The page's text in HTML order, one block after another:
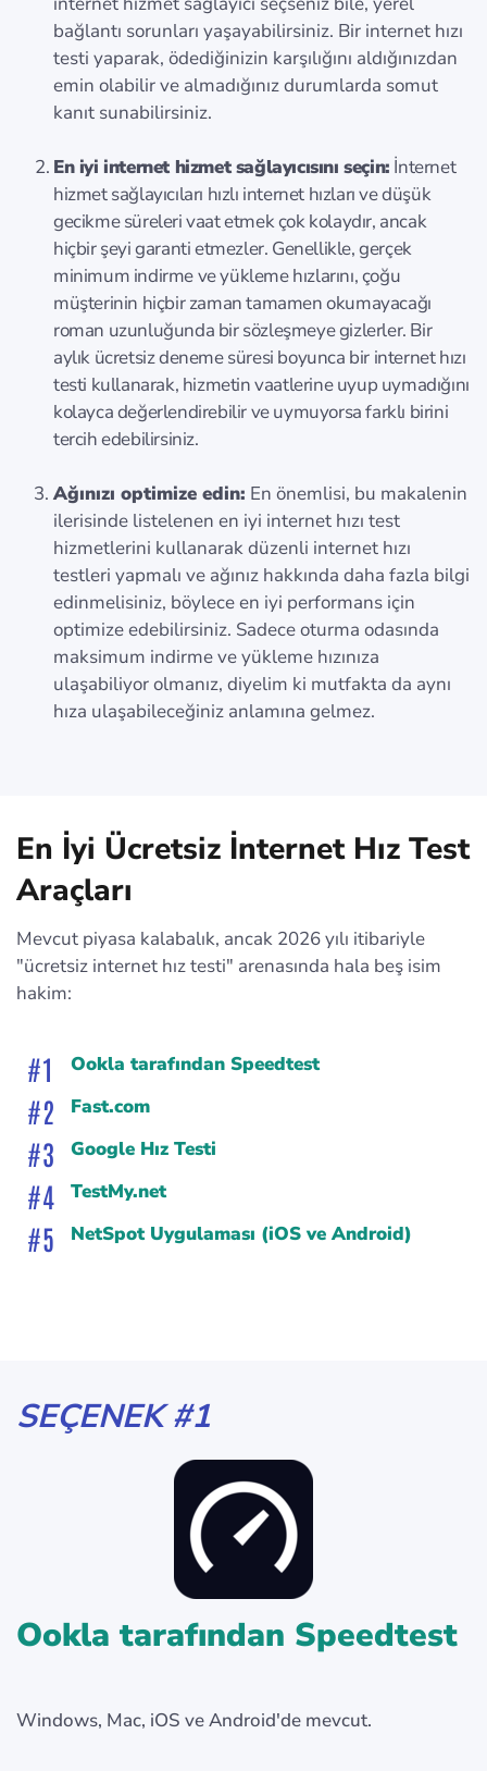
bağlantı sorunları yaşayabilirsiniz. Bir internet hızı
testi yaparak, ödediğinizin karşılığını aldığınızdan
emin olabilir ve almadığınız durumlarda somut
kanıt sunabilirsiniz.
En iyi internet hizmet sağlayıcısını seçin: İnternet
hizmet sağlayıcıları hızlı internet hızları ve düşük
gecikme süreleri vaat etmek çok kolaydır, ancak
hiçbir şeyi garanti etmezler. Genellikle, gerçek
minimum indirme ve yükleme hızlarını, çoğu
müşterinin hiçbir zaman tamamen okumayacağı
roman uzunluğunda bir sözleşmeye gizlerler. Bir
aylık ücretsiz deneme süresi boyunca bir internet hızı
testi kullanarak, hizmetin vaatlerine uyup uymadığını
kolayca değerlendirebilir ve uymuyorsa farklı birini
tercih edebilirsiniz.
Ağınızı optimize edin: En önemlisi, bu makalenin
ilerisinde listelenen en iyi internet hızı test
hizmetlerini kullanarak düzenli internet hızı
testleri yapmalı ve ağınız hakkında daha fazla bilgi
edinmelisiniz, böylece en iyi performans için
optimize edebilirsiniz. Sadece oturma odasında
maksimum indirme ve yükleme hızınıza
ulaşabiliyor olmanız, diyelim ki mutfakta da aynı
hıza ulaşabileceğiniz anlamına gelmez.
En İyi Ücretsiz İnternet Hız Test
Araçları
Mevcut piyasa kalabalık, ancak 2026 yılı itibariyle
"ücretsiz internet hız testi" arenasında hala beş isim
hakim:
Ookla tarafından Speedtest
Fast.com
Google Hız Testi
TestMy.net
NetSpot Uygulaması (iOS ve Android)
SEÇENEK #1
Ookla tarafından Speedtest
Windows, Mac, iOS ve Android'de mevcut.